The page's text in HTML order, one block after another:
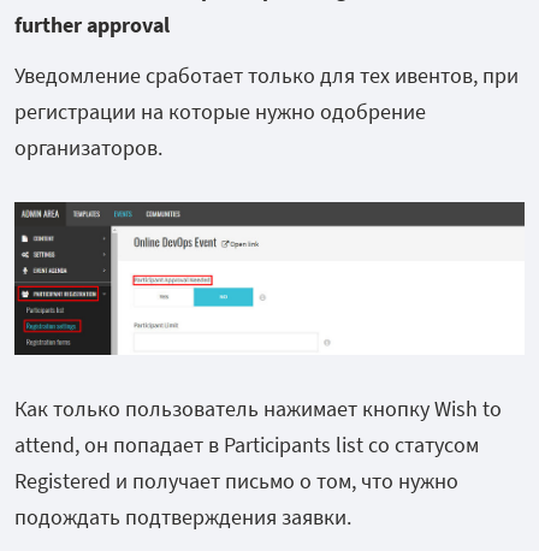
further approval
Уведомление сработает только для тех ивентов, при
регистрации на которые нужно одобрение
организаторов.
Как только пользователь нажимает кнопку Wish to
attend, он попадает в Participants list со статусом
Registered и получает письмо о том, что нужно
подождать подтверждения заявки.